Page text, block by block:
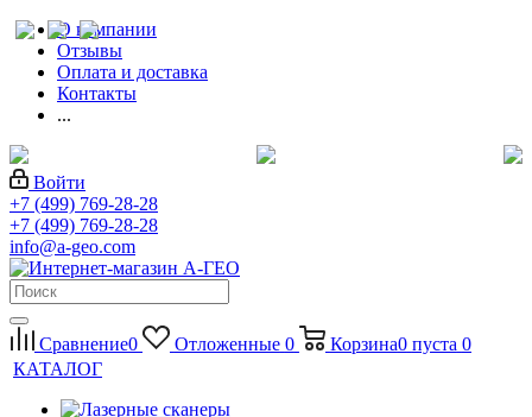
О компании
Отзывы
Оплата и доставка
Контакты
...
Войти
+7 (499) 769-28-28
+7 (499) 769-28-28
info@a-geo.com
Сравнение0 Отложенные 0 Корзина0 пуста 0
КАТАЛОГ